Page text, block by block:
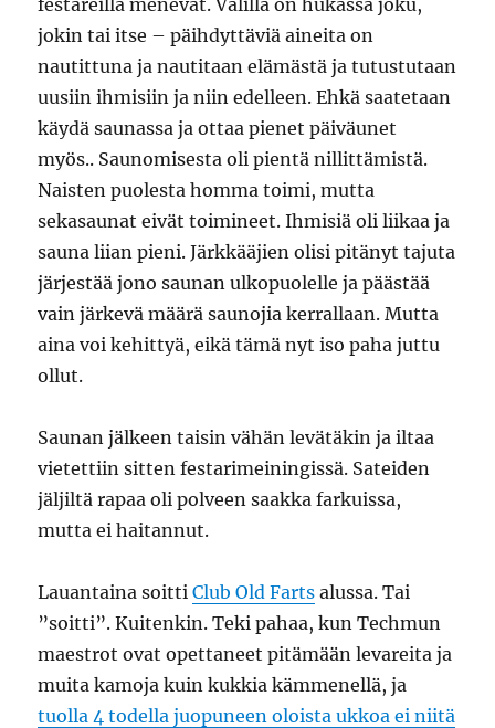
festareilla menevät. Välillä on hukassa joku,
jokin tai itse – päihdyttäviä aineita on
nautittuna ja nautitaan elämästä ja tutustutaan
uusiin ihmisiin ja niin edelleen. Ehkä saatetaan
käydä saunassa ja ottaa pienet päiväunet
myös.. Saunomisesta oli pientä nillittämistä.
Naisten puolesta homma toimi, mutta
sekasaunat eivät toimineet. Ihmisiä oli liikaa ja
sauna liian pieni. Järkkääjien olisi pitänyt tajuta
järjestää jono saunan ulkopuolelle ja päästää
vain järkevä määrä saunojia kerrallaan. Mutta
aina voi kehittyä, eikä tämä nyt iso paha juttu
ollut.
Saunan jälkeen taisin vähän levätäkin ja iltaa
vietettiin sitten festarimeiningissä. Sateiden
jäljiltä rapaa oli polveen saakka farkuissa,
mutta ei haitannut.
Lauantaina soittiClub Old Farts alussa. Tai
”soitti”. Kuitenkin. Teki pahaa, kun Techmun
maestrot ovat opettaneet pitämään levareita ja
muita kamoja kuin kukkia kämmenellä, ja
tuolla 4 todella juopuneen oloista ukkoa ei niitä